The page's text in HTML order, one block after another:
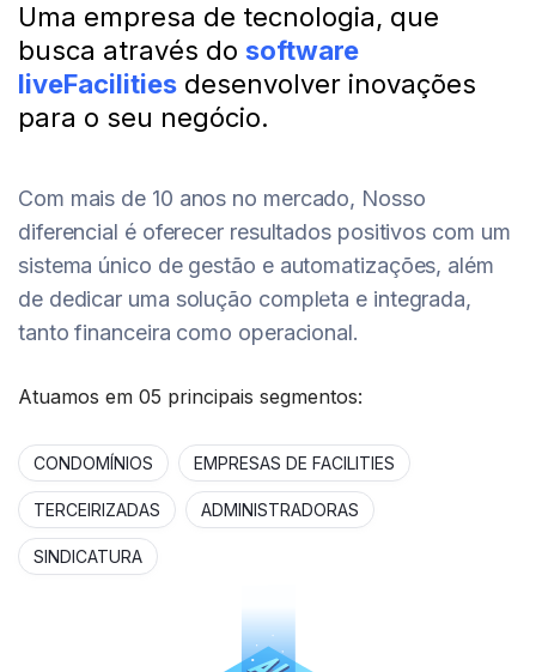
Uma empresa de tecnologia, que
busca através do software
liveFacilities desenvolver inovações
para o seu negócio.
Com mais de 10 anos no mercado, Nosso
diferencial é oferecer resultados positivos com um
sistema único de gestão e automatizações, além
de dedicar uma solução completa e integrada,
tanto financeira como operacional.
Atuamos em 05 principais segmentos:
CONDOMÍNIOS EMPRESAS DE FACILITIES
TERCEIRIZADAS ADMINISTRADORAS
SINDICATURA